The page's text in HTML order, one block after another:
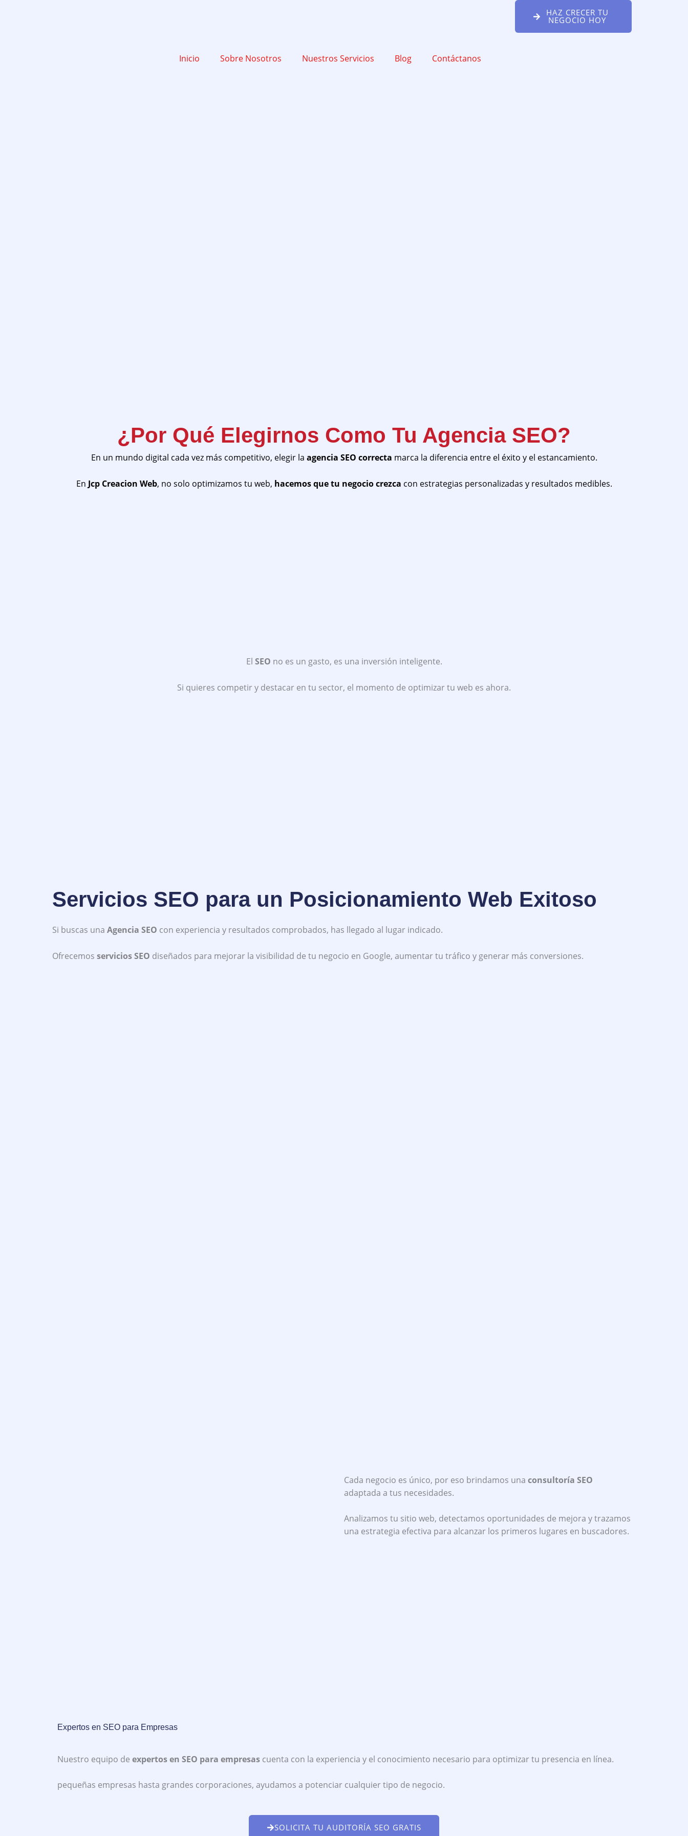
Inicio Sobre Nosotros Nuestros Servicios Blog Contáctanos
HAZ CRECER TU
NEGOCIO HOY
¿Por Qué Elegirnos Como Tu Agencia SEO?
En un mundo digital cada vez más competitivo, elegir la agencia SEO correcta marca la diferencia entre el éxito y el estancamiento.
En Jcp Creacion Web, no solo optimizamos tu web, hacemos que tu negocio crezca con estrategias personalizadas y resultados medibles.
El SEO no es un gasto, es una inversión inteligente.
Si quieres competir y destacar en tu sector, el momento de optimizar tu web es ahora.
Servicios SEO para un Posicionamiento Web Exitoso
Si buscas una Agencia SEO con experiencia y resultados comprobados, has llegado al lugar indicado.
Ofrecemos servicios SEO diseñados para mejorar la visibilidad de tu negocio en Google, aumentar tu tráfico y generar más conversiones.
Cada negocio es único, por eso brindamos una consultoría SEO
adaptada a tus necesidades.
Analizamos tu sitio web, detectamos oportunidades de mejora y trazamos
una estrategia efectiva para alcanzar los primeros lugares en buscadores.
Expertos en SEO para Empresas
Nuestro equipo de expertos en SEO para empresas cuenta con la experiencia y el conocimiento necesario para optimizar tu presencia en línea.
pequeñas empresas hasta grandes corporaciones, ayudamos a potenciar cualquier tipo de negocio.
SOLICITA TU AUDITORÍA SEO GRATIS